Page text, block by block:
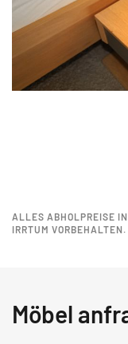
ALLES ABHOLPREISE
IRRTUM VORBEHALTEN.
Möbel